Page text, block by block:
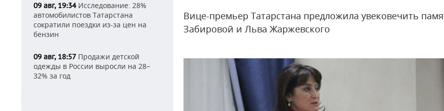
09 авг, 19:34Исследование: 28%
автомобилистов Татарстана
сократили поездки из-за цен на
бензин
09 авг, 18:57 Продажи детской
одежды в России выросли на 28–
32% за год
Вице-премьер Татарстана предложила увековечить
Забировой и Льва Жаржевского